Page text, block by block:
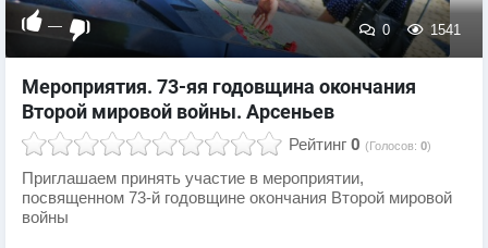
— 0 1541
Мероприятия. 73-яя годовщина окончания
Второй мировой войны. Арсеньев
Рейтинг 0 (Голосов: 0)
Приглашаем принять участие в мероприятии,
посвященном 73-й годовщине окончания Второй мировой
войны